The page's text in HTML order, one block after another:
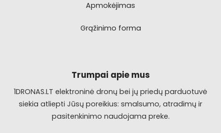
Apmokėjimas
Grąžinimo forma
Trumpai apie mus
1DRONAS.LT elektroninė dronų bei jų priedų parduotuvė
siekia atliepti Jūsų poreikius: smalsumo, atradimų ir
pasitenkinimo naudojama preke.